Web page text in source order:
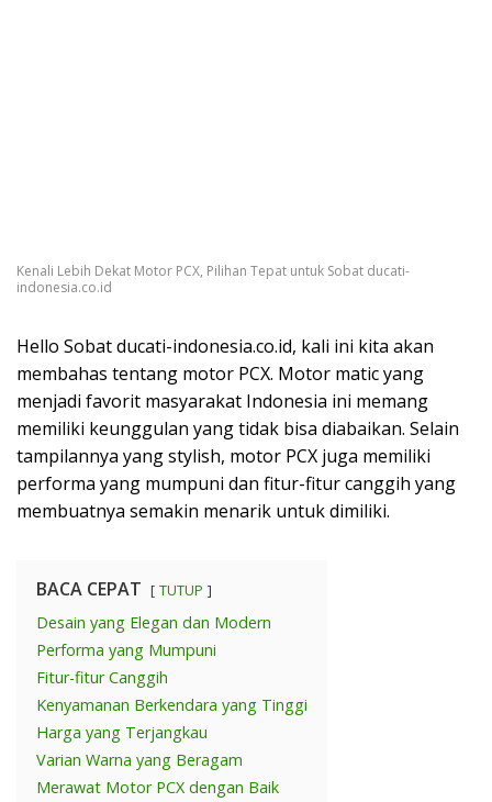
Kenali Lebih Dekat Motor PCX, Pilihan Tepat untuk Sobat ducati-
indonesia.co.id
Hello Sobat ducati-indonesia.co.id, kali ini kita akan
membahas tentang motor PCX. Motor matic yang
menjadi favorit masyarakat Indonesia ini memang
memiliki keunggulan yang tidak bisa diabaikan. Selain
tampilannya yang stylish, motor PCX juga memiliki
performa yang mumpuni dan fitur-fitur canggih yang
membuatnya semakin menarik untuk dimiliki.
BACA CEPAT TUTUP
Desain yang Elegan dan Modern
Performa yang Mumpuni
Fitur-fitur Canggih
Kenyamanan Berkendara yang Tinggi
Harga yang Terjangkau
Varian Warna yang Beragam
Merawat Motor PCX dengan Baik